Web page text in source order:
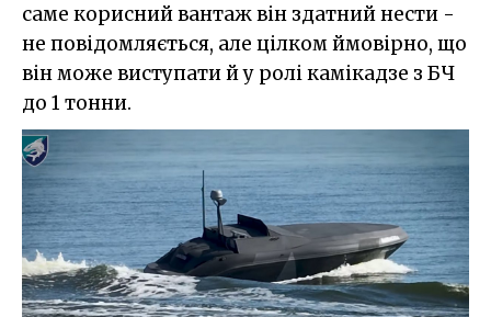
саме корисний вантаж він здатний нести -
не повідомляється, але цілком ймовірно, що
він може виступати й у ролі камікадзе з БЧ
до 1 тонни.